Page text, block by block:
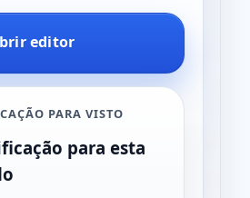
editor
PARA VISTO
para esta